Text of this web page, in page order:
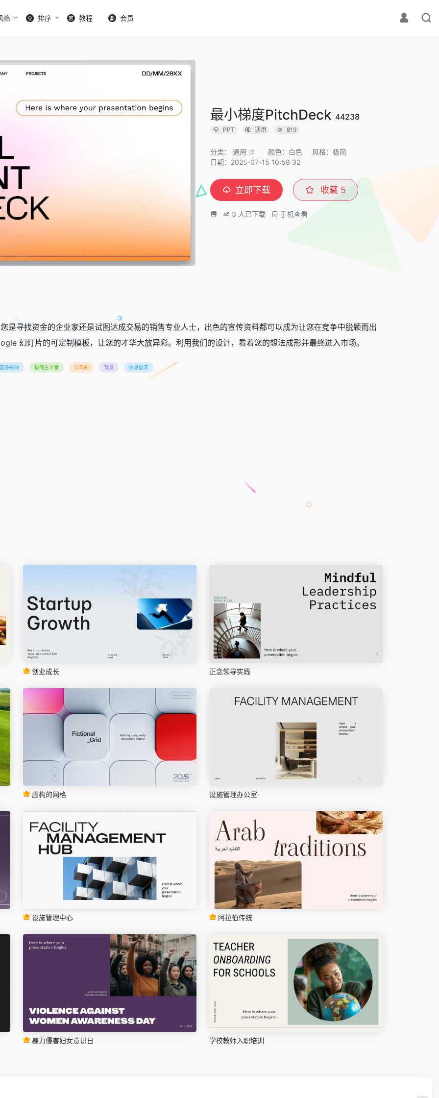
格 排序 教程 会员
最小梯度PitchDeck 44238
PPT 通用 819
分类： 通用 颜色：白色
风格：极简
日期：2025-07-15 10:58:32
立即下载 收藏 5
3 人已下载 手机查看
寻找资金的企业家还是试图达成交易的销售专业人士，出色的宣传资料都可以成为让您在竞争中脱颖而出
幻灯片的可定制模板，让您的才华大放异彩。利用我们的设计，看着您的想法成形并最终进入市场。
多彩的 极简主义者 公司的 背景 信息图表
创业成长 正念领导实践
虚构的网格 设施管理办公室
设施管理中心 阿拉伯传统
暴力侵害妇女意识日 学校教师入职培训